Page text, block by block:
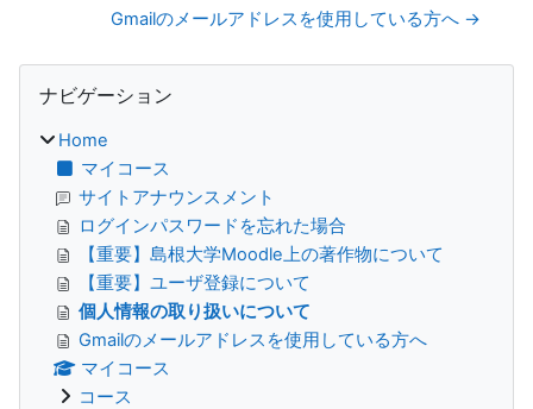
Gmailのメールアドレスを使用している方へ →
ブロック
ナビゲーション
Home
マイコース
サイトアナウンスメント
ログインパスワードを忘れた場合
【重要】島根大学Moodle上の著作物について
【重要】ユーザ登録について
個人情報の取り扱いについて
Gmailのメールアドレスを使用している方へ
マイコース
コース